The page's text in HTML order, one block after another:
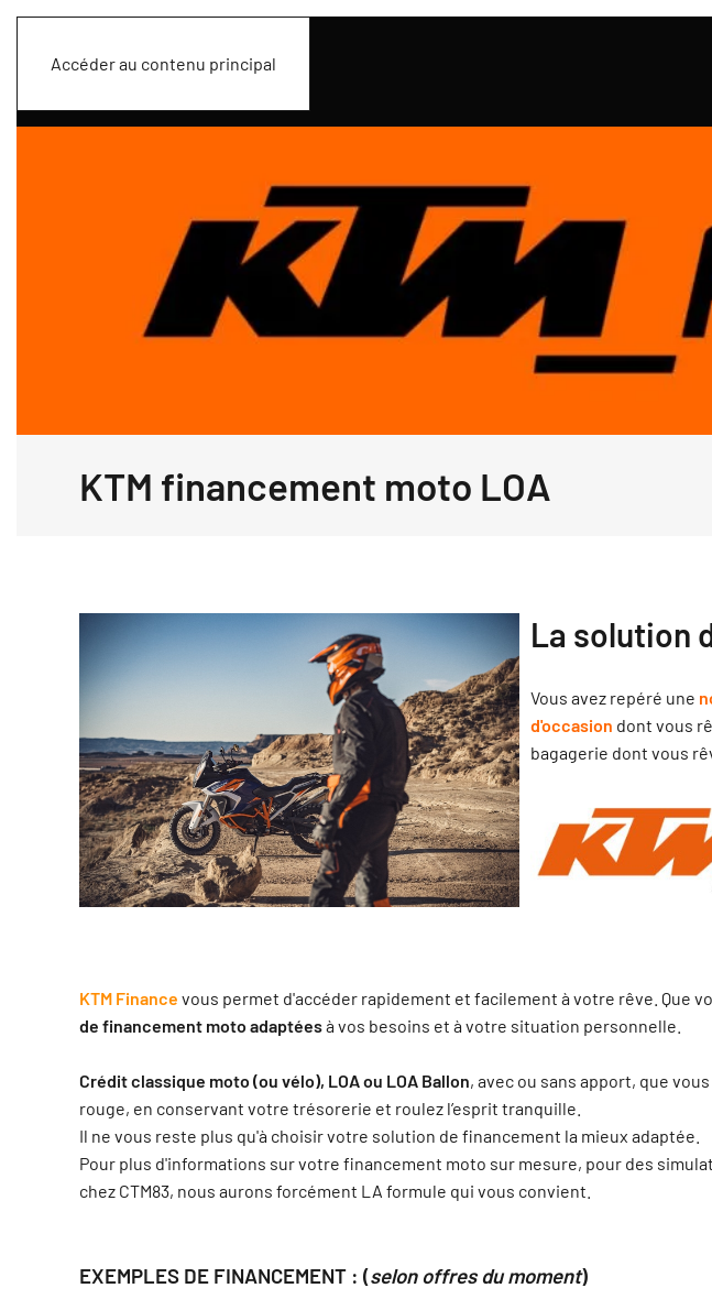
Accéder au contenu principal
KTM financement moto LOA
La solution
Vous avez repéré une
d'occasion dont vous
bagagerie dont vous
KTM Finance vous permet d'accéder rapidement et facilement à votre rêve. Que
de financement moto adaptéesà vos besoins et à votre situation personnelle.
Crédit classique moto (ou vélo), LOA ou LOA Ballon, avec ou sans apport, que
rouge, en conservant votre trésorerie et roulez l’esprit tranquille.
Il ne vous reste plus qu'à choisir votre solution de financement la mieux adaptée.
Pour plus d'informations sur votre financement moto sur mesure, pour des
chez CTM83, nous aurons forcément LA formule qui vous convient.
EXEMPLES DE FINANCEMENT : (selon offres du moment)